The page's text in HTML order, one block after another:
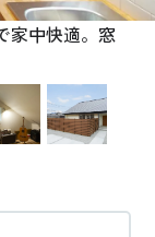
家中快適。窓